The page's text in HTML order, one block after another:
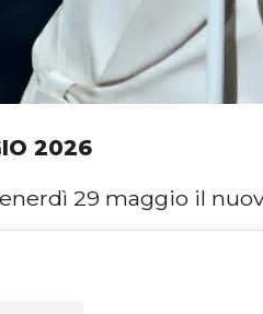
2026
29 maggio il